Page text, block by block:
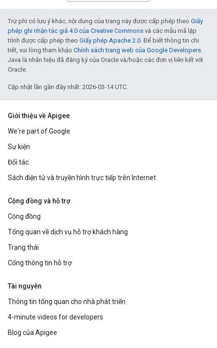
Trừ phi có lưu ý khác, nội dung của trang này được cấp phép theo Giấy
phép ghi nhận tác giả 4.0 của Creative Commons và các mẫu mã lập
trình được cấp phép theo Giấy phép Apache 2.0. Để biết thông tin chi
tiết, vui lòng tham khảo Chính sách trang web của Google Developers.
Java là nhãn hiệu đã đăng ký của Oracle và/hoặc các đơn vị liên kết với
Oracle.
Cập nhật lần gần đây nhất: 2026-03-14 UTC.
Giới thiệu về Apigee
We're part of Google
Sự kiện
Đối tác
Sách điện tử và truyền hình trực tiếp trên Internet
Cộng đồng và hỗ trợ
Cộng đồng
Tổng quan về dịch vụ hỗ trợ khách hàng
Trạng thái
Cổng thông tin hỗ trợ
Tài nguyên
Thông tin tổng quan cho nhà phát triển
4-minute videos for developers
Blog của Apigee